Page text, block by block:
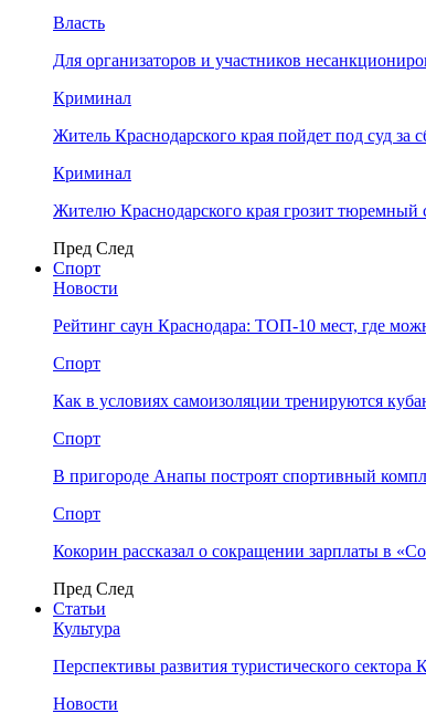
Власть
Для организаторов и участников
Криминал
Житель Краснодарского края пойдет под суд за
Криминал
Жителю Краснодарского края грозит тюремный
Пред След
Спорт
Новости
Рейтинг саун Краснодара: ТОП-10 мест, где
Спорт
Как в условиях самоизоляции тренируются
Спорт
В пригороде Анапы построят спортивный
Спорт
Кокорин рассказал о сокращении зарплаты в
Пред След
Статьи
Культура
Перспективы развития туристического сектора
Новости